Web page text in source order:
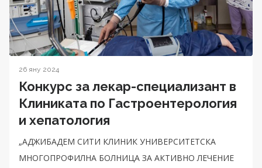
26 яну 2024
Конкурс за лекар-специализант в
Клиниката по Гастроентерология
и хепатология
„АДЖИБАДЕМ СИТИ КЛИНИК УНИВЕРСИТЕТСКА
МНОГОПРОФИЛНА БОЛНИЦА ЗА АКТИВНО ЛЕЧЕНИЕ